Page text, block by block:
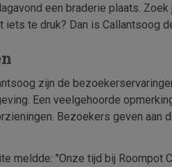
een braderie plaats.
iets te druk? Dan is Callantsoog
zijn de
Een veelgehoorde
Bezoekers geven aan
meldde: "Onze tijd bij